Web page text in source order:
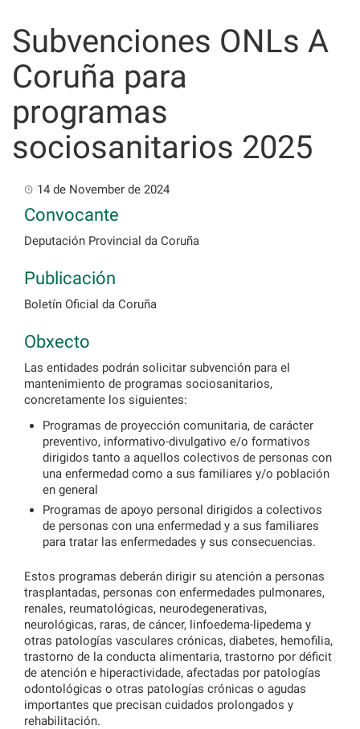
content
Subvenciones ONLs A
Coruña para
programas
sociosanitarios 2025
14 de November de 2024
Convocante
Deputación Provincial da Coruña
Publicación
Boletín Oficial da Coruña
Obxecto
Las entidades podrán solicitar subvención para el
mantenimiento de programas sociosanitarios,
concretamente los siguientes:
Programas de proyección comunitaria, de carácter
preventivo, informativo-divulgativo e/o formativos
dirigidos tanto a aquellos colectivos de personas con
una enfermedad como a sus familiares y/o población
en general
Programas de apoyo personal dirigidos a colectivos
de personas con una enfermedad y a sus familiares
para tratar las enfermedades y sus consecuencias.
Estos programas deberán dirigir su atención a personas
trasplantadas, personas con enfermedades pulmonares,
renales, reumatológicas, neurodegenerativas,
neurológicas, raras, de cáncer, linfoedema-lipedema y
otras patologías vasculares crónicas, diabetes, hemofilia,
trastorno de la conducta alimentaria, trastorno por déficit
de atención e hiperactividade, afectadas por patologías
odontológicas o otras patologías crónicas o agudas
importantes que precisan cuidados prolongados y
rehabilitación.